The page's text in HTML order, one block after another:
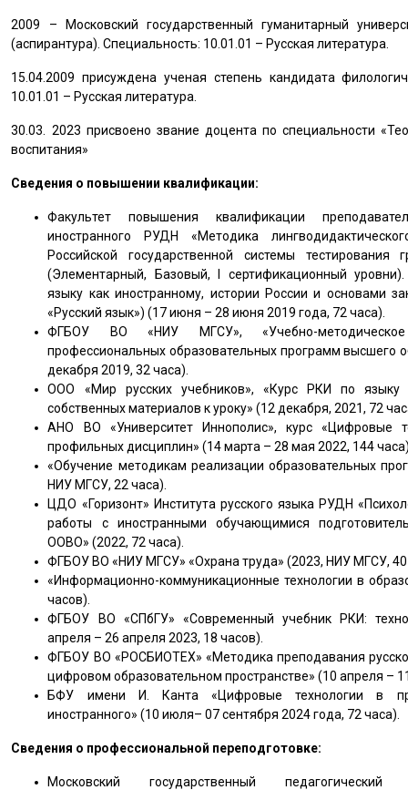
2009 – Московский государственный гуманитарный
(аспирантура). Специальность: 10.01.01 – Русская литература.
15.04.2009 присуждена ученая степень кандидата
10.01.01 – Русская литература.
30.03. 2023 присвоено звание доцента по специальности
воспитания»
Сведения о повышении квалификации:
Факультет повышения квалификации
иностранного РУДН «Методика
Российской государственной системы
(Элементарный, Базовый, I сертификационный
языку как иностранному, истории России и основами
«Русский язык») (17 июня – 28 июня 2019 года, 72 часа).
ФГБОУ ВО «НИУ МГСУ», «Учебно-методическое
профессиональных образовательных программ высшего
декабря 2019, 32 часа).
ООО «Мир русских учебников», «Курс РКИ по языку
собственных материалов к уроку» (12 декабря, 2021, 72
АНО ВО «Университет Иннополис», курс «Цифровые
профильных дисциплин» (14 марта – 28 мая 2022, 144
«Обучение методикам реализации образовательных
НИУ МГСУ, 22 часа).
ЦДО «Горизонт» Института русского языка РУДН
работы с иностранными обучающимися
ООВО» (2022, 72 часа).
ФГБОУ ВО «НИУ МГСУ» «Охрана труда» (2023, НИУ МГСУ,
«Информационно-коммуникационные технологии в
часов).
ФГБОУ ВО «СПбГУ» «Современный учебник РКИ:
апреля – 26 апреля 2023, 18 часов).
ФГБОУ ВО «РОСБИОТЕХ» «Методика преподавания
цифровом образовательном пространстве» (10 апреля –
БФУ имени И. Канта «Цифровые технологии в
иностранного» (10 июля– 07 сентября 2024 года, 72 часа).
Сведения о профессиональной переподготовке:
Московский государственный педагогический